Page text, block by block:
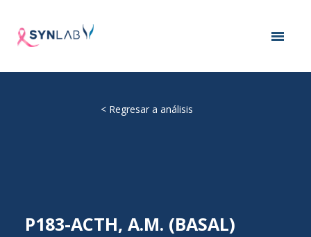
< Regresar a análisis
P183-ACTH, A.M. (BASAL)